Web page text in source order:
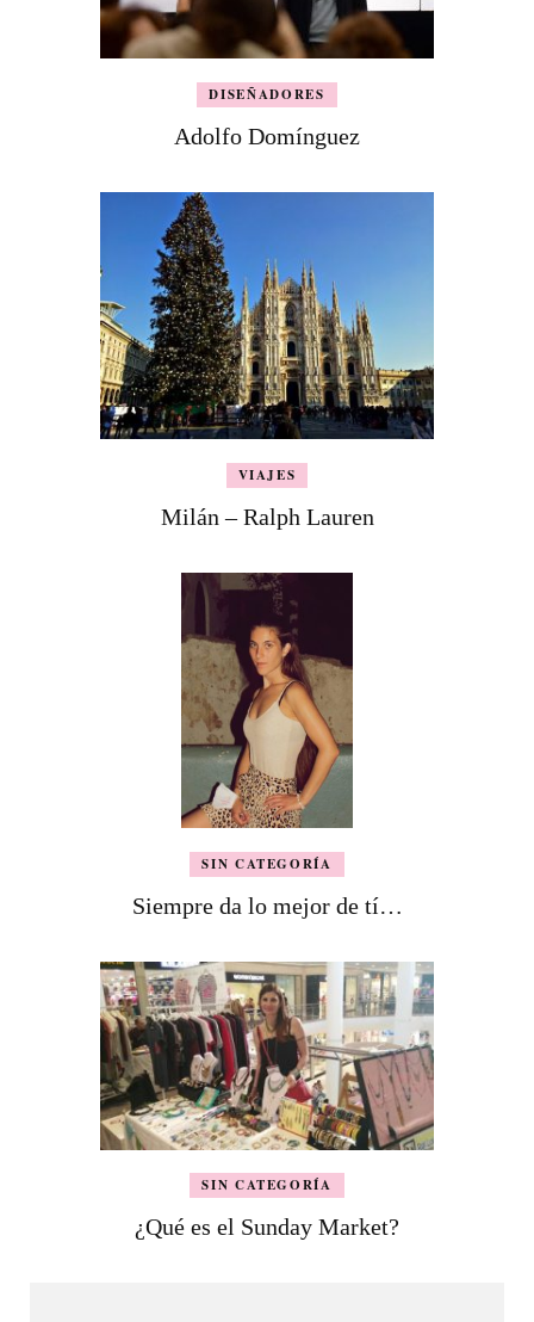
DISEÑADORES
Adolfo Domínguez
VIAJES
Milán – Ralph Lauren
SIN CATEGORÍA
Siempre da lo mejor de tí…
SIN CATEGORÍA
¿Qué es el Sunday Market?